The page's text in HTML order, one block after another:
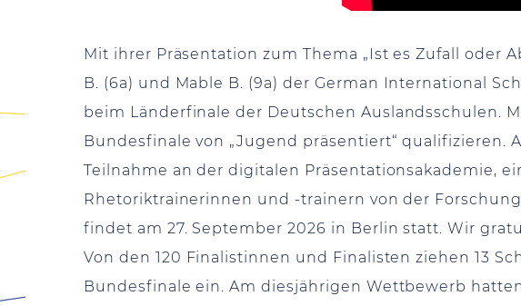
Mit ihrer Präsentation zum Thema „Ist es Zufall oder
B. (6a) und Mable B. (9a) der German International
beim Länderfinale der Deutschen Auslandsschulen.
Bundesfinale von „Jugend präsentiert“
Teilnahme an der digitalen Präsentationsakademie,
Rhetoriktrainerinnen und -trainern von der
findet am 27. September 2026 in Berlin statt. Wir
Von den 120 Finalistinnen und Finalisten ziehen 13
Bundesfinale ein. Am diesjährigen Wettbewerb